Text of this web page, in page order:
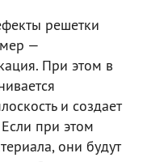
решетки
—
При этом в
и создает
при этом
они будут